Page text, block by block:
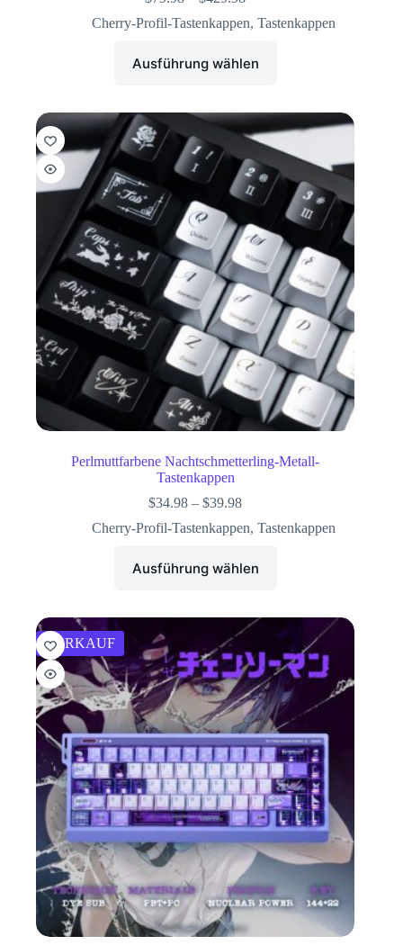
Cherry-Profil-Tastenkappen, Tastenkappen
Ausführung wählen
Perlmuttfarbene Nachtschmetterling-Metall-
Tastenkappen
$34.98 –$39.98
Cherry-Profil-Tastenkappen, Tastenkappen
Ausführung wählen
VERKAUF